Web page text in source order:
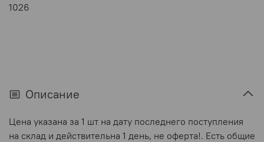
1026
Описание
Цена указана за 1 шт на дату последнего поступления
на склад и действительна 1 день, не оферта!. Есть общие